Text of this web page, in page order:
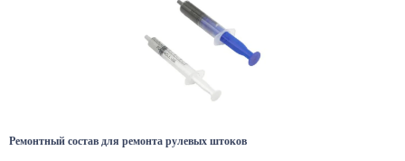
Ремонтный состав для ремонта рулевых штоков